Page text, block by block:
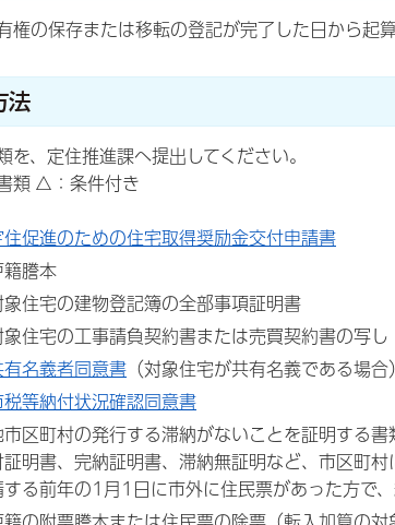
権の保存または移転の登記が完了した日から起
法
を、定住推進課へ提出してください。
類 △：条件付き
住促進のための住宅取得奨励金交付申請書
謄本
住宅の建物登記簿の全部事項証明書
住宅の工事請負契約書または売買契約書の写し
有名義者同意書 （対象住宅が共有名義である場合
税等納付状況確認同意書
区町村の発行する滞納がないことを証明する書
証明書、完納証明書、滞納無証明など、市区町村
する前年の1月1日に市外に住民票があった方で、